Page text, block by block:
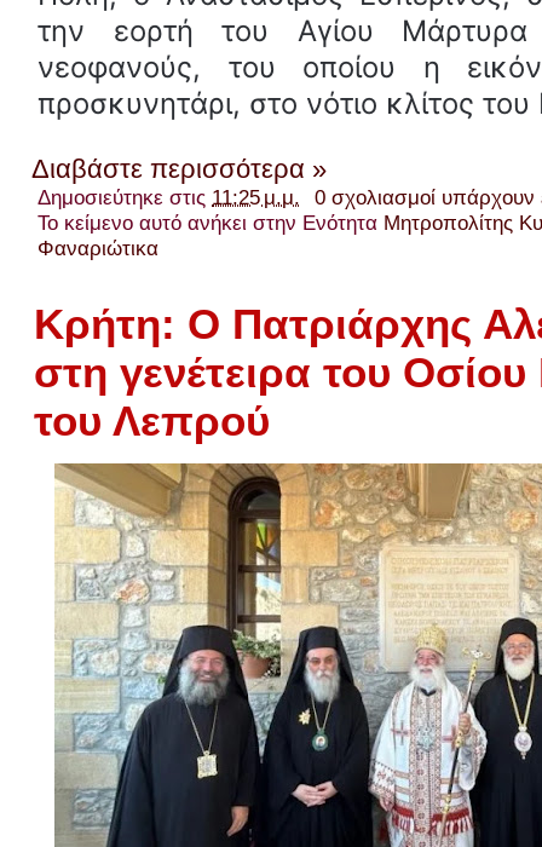
την εορτή του Αγίου Μάρτυρα
νεοφανούς, του οποίου η
προσκυνητάρι, στο νότιο κλίτος
Διαβάστε περισσότερα »
Δημοσιεύτηκε στις 11:25 μ.μ.
0 σχολιασμοί
Το κείμενο αυτό ανήκει στην Ενότητα Μητροπολίτης
Φαναριώτικα
Κρήτη: Ο Πατριάρχης
στη γενέτειρα του
του Λεπρού